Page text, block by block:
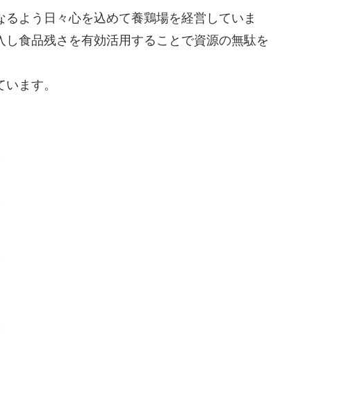
よう日々心を込めて養鶏場を経営していま
食品残さを有効活用することで資源の無駄を
ます。